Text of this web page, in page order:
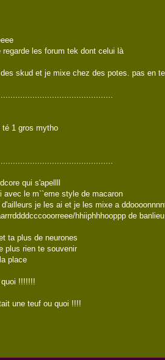
les forum tek dont celui là
skud et je mixe chez des potes. pas en
mytho
qui s'apellll
avec le m``eme style de macaron
d'ailleurs je les ai et je les mixe a
hhiiphhhooppp de
ta plus de neurones
plus rien te souvenir
place
!!!!!!!
une teuf ou quoi !!!!